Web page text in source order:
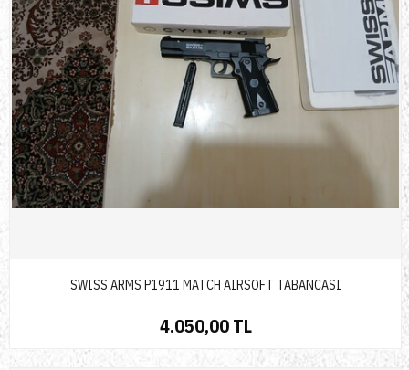
SWISS ARMS P1911 MATCH AIRSOFT TABANCASI
4.050,00 TL